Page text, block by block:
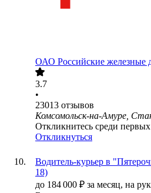
ОАО Российские железные
3.7
•
23013 отзывов
Комсомольск-на-Амуре,
Откликнитесь среди первых
Откликнуться
Водитель-курьер в
18)
до 184 000 ₽ за месяц, на